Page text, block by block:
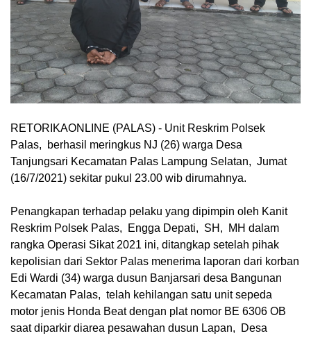
RETORIKAONLINE (PALAS) - Unit Reskrim Polsek
Palas, berhasil meringkus NJ (26) warga Desa
Tanjungsari Kecamatan Palas Lampung Selatan, Jumat
(16/7/2021) sekitar pukul 23.00 wib dirumahnya.
Penangkapan terhadap pelaku yang dipimpin oleh Kanit
Reskrim Polsek Palas, Engga Depati, SH, MH dalam
rangka Operasi Sikat 2021 ini, ditangkap setelah pihak
kepolisian dari Sektor Palas menerima laporan dari korban
Edi Wardi (34) warga dusun Banjarsari desa Bangunan
Kecamatan Palas, telah kehilangan satu unit sepeda
motor jenis Honda Beat dengan plat nomor BE 6306 OB
saat diparkir diarea pesawahan dusun Lapan, Desa